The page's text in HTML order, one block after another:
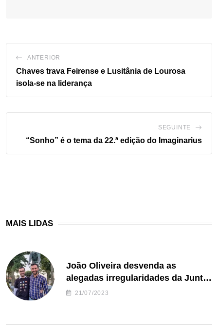
ANTERIOR
Chaves trava Feirense e Lusitânia de Lourosa
isola-se na liderança
SEGUINTE
“Sonho” é o tema da 22.ª edição do Imaginarius
MAIS LIDAS
João Oliveira desvenda as
alegadas irregularidades da Junta
de Freguesia S. João de Ver
21/07/2023